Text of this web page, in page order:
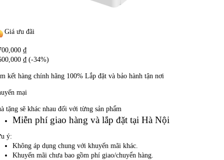
Giá ưu đãi
₫
₫ (-34%)
kết hàng chính hãng 100% Lắp đặt và bảo hành tận nơi
mại
tặng sẽ khác nhau đối với từng sản phẩm
Miễn phí giao hàng và lắp đặt tại Hà Nội
ý:
Không áp dụng chung với khuyến mãi khác.
Khuyến mãi chưa bao gồm phí giao/chuyển hàng.